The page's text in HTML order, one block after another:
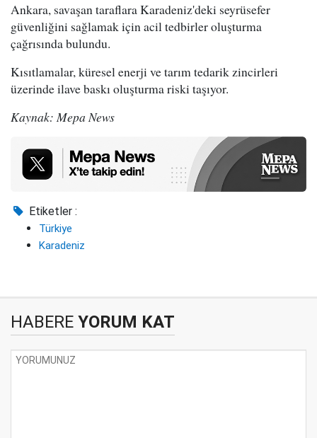
Ankara, savaşan taraflara Karadeniz'deki seyrüsefer
güvenliğini sağlamak için acil tedbirler oluşturma
çağrısında bulundu.
Kısıtlamalar, küresel enerji ve tarım tedarik zincirleri
üzerinde ilave baskı oluşturma riski taşıyor.
Kaynak: Mepa News
Etiketler :
Türkiye
Karadeniz
HABERE YORUM KAT